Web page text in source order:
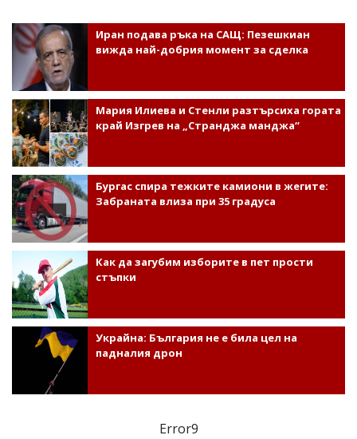
Иран подава ръка на САЩ: Пезешкиан
вижда най-добрия момент за сделка
Мария Илиева и Стенли разтърсиха гората
край Изгрев на „Странджа манджа“
Бургас спира тежките камиони в жегите:
Забраната влиза при 35 градуса
Как да загубим изборите в пет прости
стъпки
Украйна: България не е била цел на
падналия дрон
Error9